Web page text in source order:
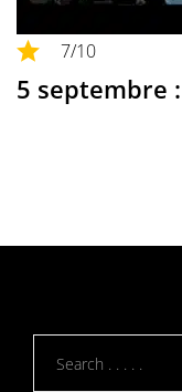
7/10
5 septembre